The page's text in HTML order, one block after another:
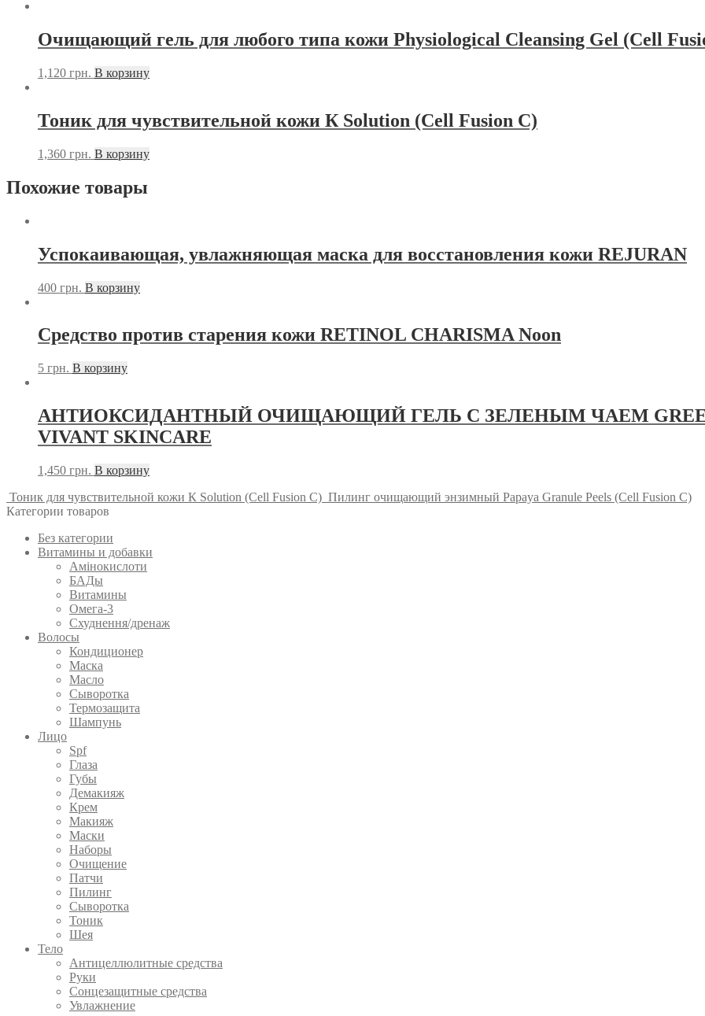
Очищающий гель для любого типа кожи Physiological Cleansing Gel (Cell
1,120 грн. В корзину
Тоник для чувствительной кожи К Solution (Cell Fusion C)
1,360 грн. В корзину
Похожие товары
Успокаивающая, увлажняющая маска для восстановления кожи REJURAN
400 грн. В корзину
Средство против старения кожи RETINOL CHARISMA Noon
5 грн. В корзину
АНТИОКСИДАНТНЫЙ ОЧИЩАЮЩИЙ ГЕЛЬ С ЗЕЛЕНЫМ ЧАЕМ GREEN
VIVANT SKINCARE
1,450 грн. В корзину
Тоник для чувствительной кожи К Solution (Cell Fusion C) Пилинг очищающий энзимный Papaya Granule Peels (Cell Fusion C)
Категории товаров
Без категории
Витамины и добавки
Амінокислоти
БАДы
Витамины
Омега-3
Схуднення/дренаж
Волосы
Кондиционер
Маска
Масло
Сыворотка
Термозащита
Шампунь
Лицо
Spf
Глаза
Губы
Демакияж
Крем
Макияж
Маски
Наборы
Очищение
Патчи
Пилинг
Сыворотка
Тоник
Шея
Тело
Антицеллюлитные средства
Руки
Сонцезащитные средства
Увлажнение